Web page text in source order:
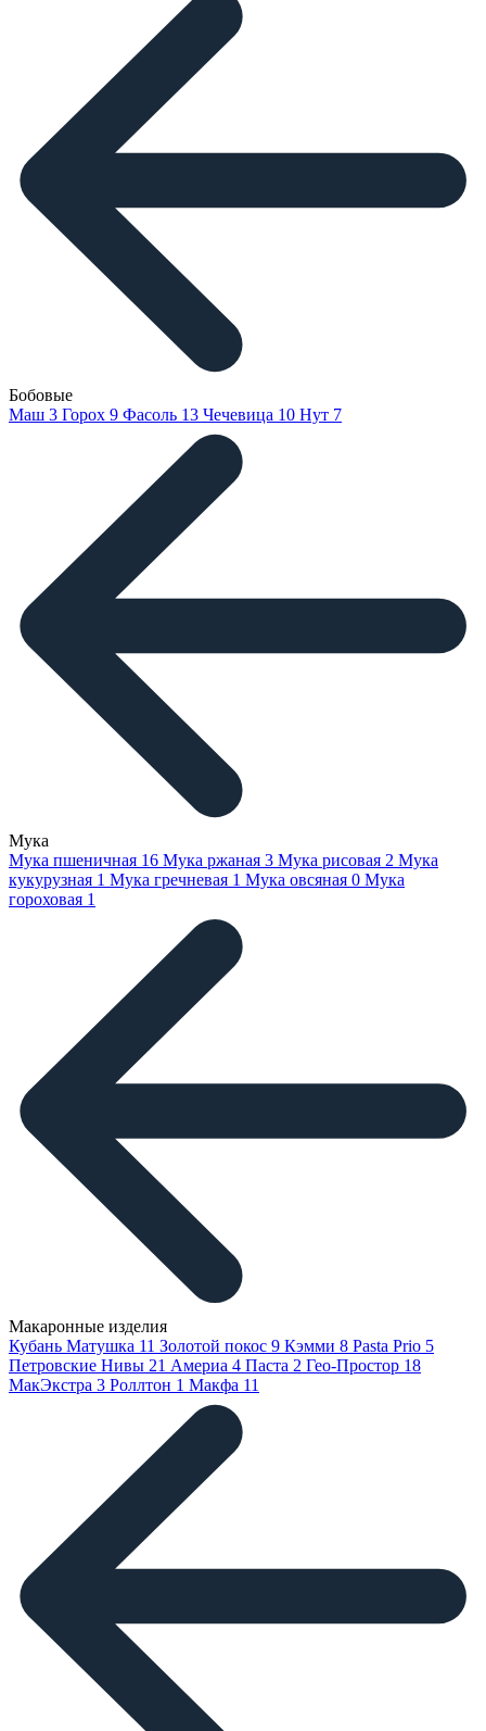
Бобовые
Маш 3 Горох 9 Фасоль 13 Чечевица 10 Нут 7
Мука
Мука пшеничная 16 Мука ржаная 3 Мука рисовая 2 Мука
кукурузная 1 Мука гречневая 1 Мука овсяная 0 Мука
гороховая 1
Макаронные изделия
Кубань Матушка 11 Золотой покос 9 Кэмми 8 Pasta Prio 5
Петровские Нивы 21 Америа 4 Паста 2 Гео-Простор 18
МакЭкстра 3 Роллтон 1 Макфа 11